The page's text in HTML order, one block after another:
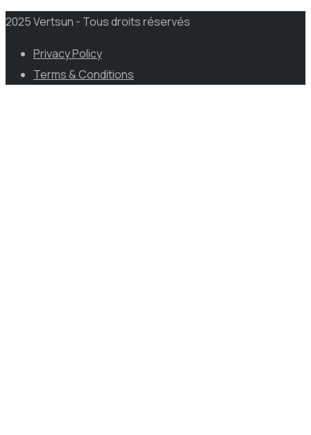
2025 Vertsun - Tous droits réservés
Privacy Policy
Terms & Conditions